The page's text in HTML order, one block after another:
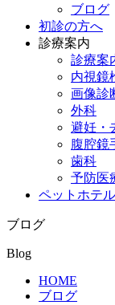
ブログ
初診の方へ
診療案内
診療案
内視鏡
画像診
外科
避妊・
腹腔鏡
歯科
予防医
ペットホテ
ブログ
Blog
HOME
ブログ